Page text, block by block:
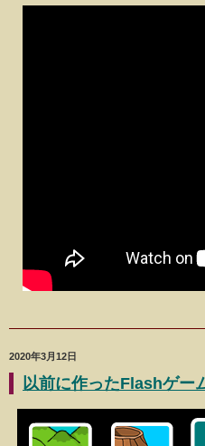
2020年3月12日
以前に作ったFlashゲー